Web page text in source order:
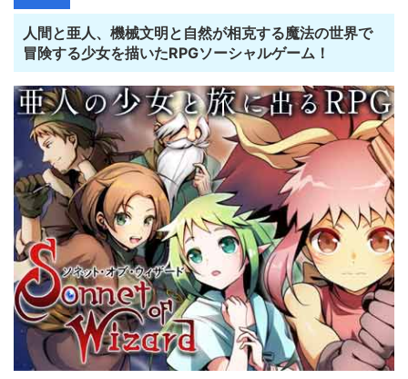
人間と亜人、機械文明と自然が相克する魔法の世界で
冒険する少女を描いたRPGソーシャルゲーム！